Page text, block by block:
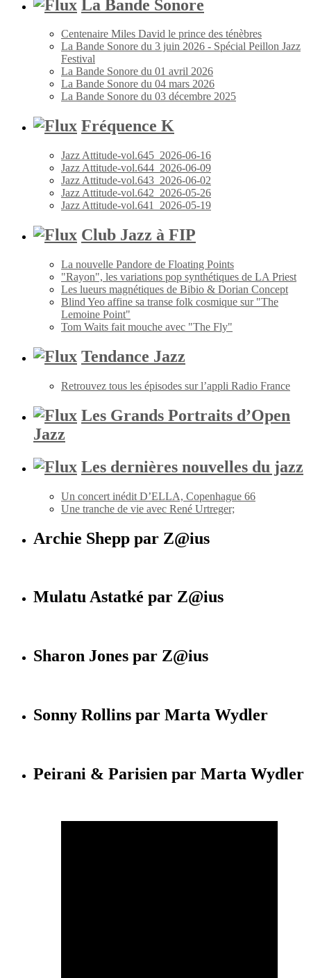
La Bande Sonore
Centenaire Miles David le prince des ténèbres
La Bande Sonore du 3 juin 2026 - Spécial Peillon Jazz
Festival
La Bande Sonore du 01 avril 2026
La Bande Sonore du 04 mars 2026
La Bande Sonore du 03 décembre 2025
Fréquence K
Jazz Attitude-vol.645_2026-06-16
Jazz Attitude-vol.644_2026-06-09
Jazz Attitude-vol.643_2026-06-02
Jazz Attitude-vol.642_2026-05-26
Jazz Attitude-vol.641_2026-05-19
Club Jazz à FIP
La nouvelle Pandore de Floating Points
"Rayon", les variations pop synthétiques de LA Priest
Les lueurs magnétiques de Bibio & Dorian Concept
Blind Yeo affine sa transe folk cosmique sur "The
Lemoine Point"
Tom Waits fait mouche avec "The Fly"
Tendance Jazz
Retrouvez tous les épisodes sur l’appli Radio France
Les Grands Portraits d’Open
Jazz
Les dernières nouvelles du jazz
Un concert inédit D’ELLA, Copenhague 66
Une tranche de vie avec René Urtreger;
Archie Shepp par Z@ius
Mulatu Astatké par Z@ius
Sharon Jones par Z@ius
Sonny Rollins par Marta Wydler
Peirani & Parisien par Marta Wydler